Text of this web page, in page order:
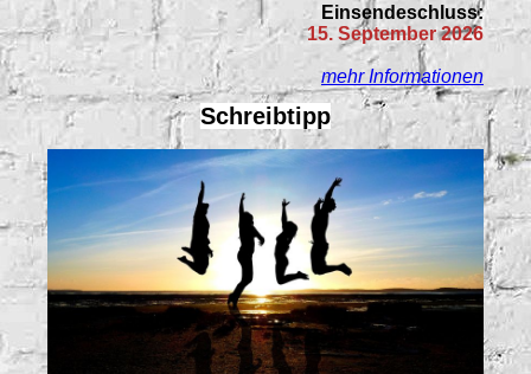
Einsendeschluss:
15. September 2026
mehr Informationen
Schreibtipp